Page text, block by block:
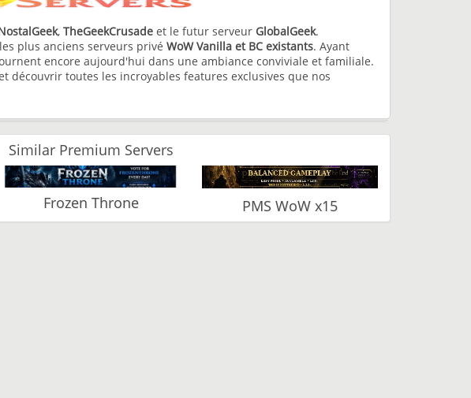
, TheGeekCrusade et le futur serveur GlobalGeek.
plus anciens serveurs privé WoW Vanilla et BC existants. Ayant
encore aujourd'hui dans une ambiance conviviale et familiale.
découvrir toutes les incroyables features exclusives que nos
Similar Premium Servers
Frozen Throne PMS WoW x15